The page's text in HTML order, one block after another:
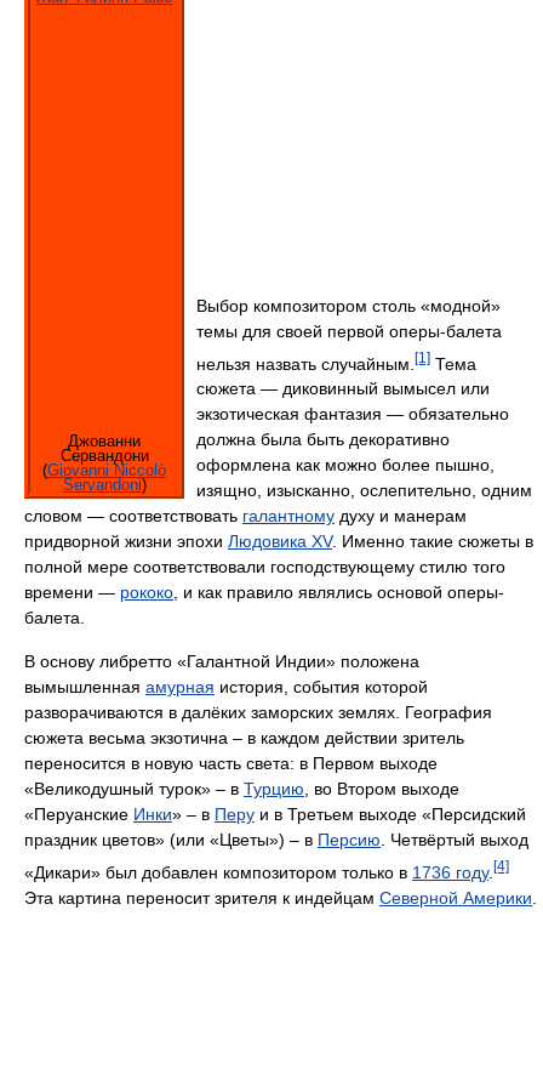
Джованни
Сервандони
(Giovanni Niccolò
Servandoni)
Выбор композитором столь «модной»
темы для своей первой оперы-балета
нельзя назвать случайным. [1] Тема
сюжета — диковинный вымысел или
экзотическая фантазия — обязательно
должна была быть декоративно
оформлена как можно более пышно,
изящно, изысканно, ослепительно, одним
словом — соответствовать галантному духу и манерам
придворной жизни эпохи Людовика XV. Именно такие сюжеты в
полной мере соответствовали господствующему стилю того
времени — рококо, и как правило являлись основой оперы-
балета.
В основу либретто «Галантной Индии» положена
вымышленная амурная история, события которой
разворачиваются в далёких заморских землях. География
сюжета весьма экзотична – в каждом действии зритель
переносится в новую часть света: в Первом выходе
«Великодушный турок» – в Турцию, во Втором выходе
«Перуанские Инки» – в Перу и в Третьем выходе «Персидский
праздник цветов» (или «Цветы») – в Персию. Четвёртый выход
«Дикари» был добавлен композитором только в 1736 году. [4]
Эта картина переносит зрителя к индейцам Северной Америки